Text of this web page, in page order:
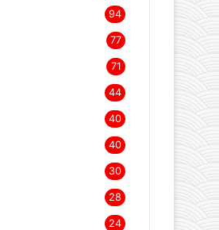
94
77
71
44
40
40
30
28
24